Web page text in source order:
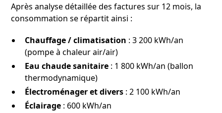
Après analyse détaillée des factures sur 12 mois, la
consommation se répartit ainsi :
Chauffage / climatisation : 3 200 kWh/an
(pompe à chaleur air/air)
Eau chaude sanitaire : 1 800 kWh/an (ballon
thermodynamique)
Électroménager et divers : 2 100 kWh/an
Éclairage : 600 kWh/an